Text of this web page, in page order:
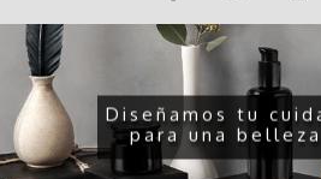
Diseñamos tu
para una
Vive una
con nuestra